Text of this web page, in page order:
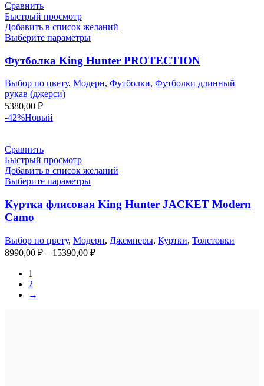
Сравнить
Быстрый просмотр
Добавить в список желаний
Выберите параметры
Футболка King Hunter PROTECTION
Выбор по цвету, Модерн, Футболки, Футболки длинный
рукав (джерси)
5380,00 ₽
-42%Новый
Сравнить
Быстрый просмотр
Добавить в список желаний
Выберите параметры
Куртка флисовая King Hunter JACKET Modern
Camo
Выбор по цвету, Модерн, Джемперы, Куртки, Толстовки
8990,00 ₽ – 15390,00 ₽Диапазон
1
2
→